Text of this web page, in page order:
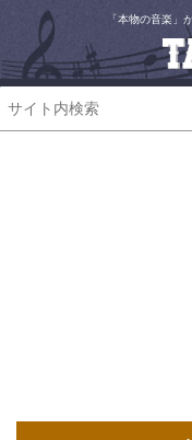
「本物の音楽」